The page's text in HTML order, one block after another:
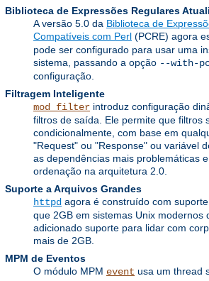
Biblioteca de Expressões Regulares
A versão 5.0 da Biblioteca de
Compatíveis com Perl (PCRE) agora
pode ser configurado para usar uma
sistema, passando a opção --with-
configuração.
Filtragem Inteligente
mod_filter introduz configuração
filtros de saída. Ele permite que filtros
condicionalmente, com base em
"Request" ou "Response" ou variável
as dependências mais problemáticas
ordenação na arquitetura 2.0.
Suporte a Arquivos Grandes
httpd agora é construído com
que 2GB em sistemas Unix modernos
adicionado suporte para lidar com
mais de 2GB.
MPM de Eventos
O módulo MPM event usa um thread